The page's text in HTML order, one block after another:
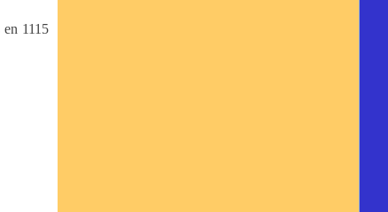
1115